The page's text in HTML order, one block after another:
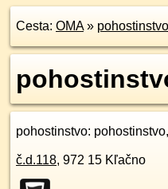
Cesta: OMA» pohostinstvo
pohostinstvo: pohostinstvo,
č.d.118, 972 15 Kľačno